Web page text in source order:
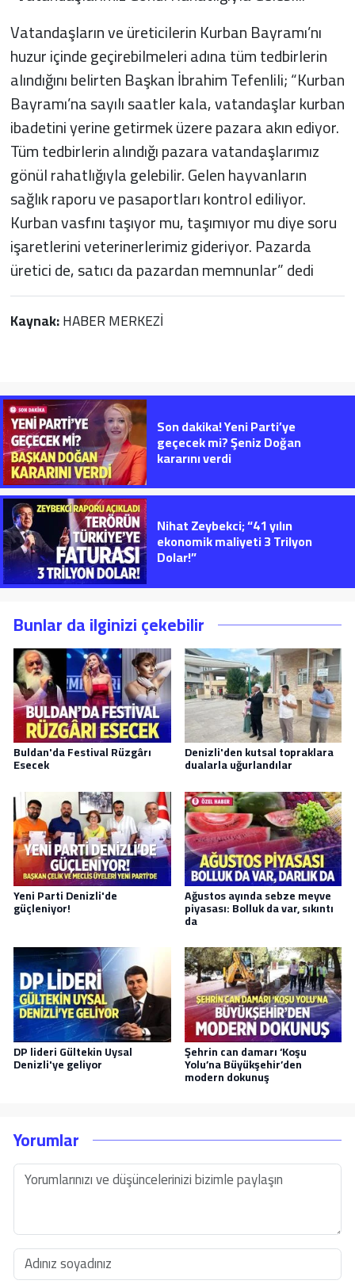
Vatandaşların ve üreticilerin Kurban Bayramı’nı
huzur içinde geçirebilmeleri adına tüm tedbirlerin
alındığını belirten Başkan İbrahim Tefenlili; “Kurban
Bayramı’na sayılı saatler kala, vatandaşlar kurban
ibadetini yerine getirmek üzere pazara akın ediyor.
Tüm tedbirlerin alındığı pazara vatandaşlarımız
gönül rahatlığıyla gelebilir. Gelen hayvanların
sağlık raporu ve pasaportları kontrol ediliyor.
Kurban vasfını taşıyor mu, taşımıyor mu diye soru
işaretlerini veterinerlerimiz gideriyor. Pazarda
üretici de, satıcı da pazardan memnunlar” dedi
Kaynak:HABER MERKEZİ
Son dakika! Yeni Parti’ye
geçecek mi? Şeniz Doğan
kararını verdi
Nihat Zeybekci; “41 yılın
ekonomik maliyeti 3 Trilyon
Dolar!”
Bunlar da ilginizi çekebilir
Buldan'da Festival Rüzgârı
Esecek
Denizli'den kutsal topraklara
dualarla uğurlandılar
Yeni Parti Denizli'de
güçleniyor!
Ağustos ayında sebze meyve
piyasası: Bolluk da var, sıkıntı
da
DP lideri Gültekin Uysal
Denizli'ye geliyor
Şehrin can damarı ‘Koşu
Yolu’na Büyükşehir’den
modern dokunuş
Yorumlar